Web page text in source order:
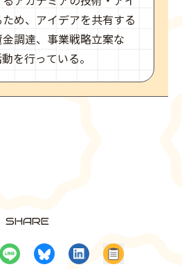
め、アイデアを共有する
調達、事業戦略立案な
を行っている。
SHARE